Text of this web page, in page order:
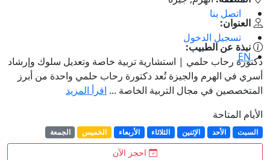
اتصل بنا
تسجيل الدخول
EN
العنوان:
نبذة عن الطبيب:
دكتورة رحاب حلمي | استشارية تربية خاصة وتعديل سلوك وإرشاد
أسري في الهرم والجيزة تُعد دكتورة رحاب حلمي واحدة من أبرز
المتخصصين في مجال التربية الخاصة ... اقرأ المزيد
الأيام المتاحة
السبت الأحد الإثنين الثلاثاء الأربعاء الخميس الجمعة
احجز الآن